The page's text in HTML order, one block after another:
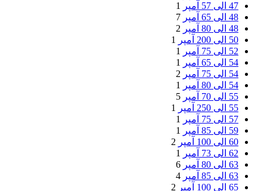
47 الی 57 آمپر
1
48 الی 65 آمپر
7
48 الی 80 آمپر
2
50 الی 200 آمپر
1
52 الی 75 آمپر
1
54 الی 65 آمپر
1
54 الی 75 آمپر
2
54 الی 80 آمپر
1
55 الی 70 آمپر
5
55 الی 250 آمپر
1
57 الی 75 آمپر
1
59 الی 85 آمپر
1
60 الی 100 آمپر
2
62 الی 73 آمپر
1
63 الی 80 آمپر
6
63 الی 85 آمپر
4
65 الی 100 آمپر
2